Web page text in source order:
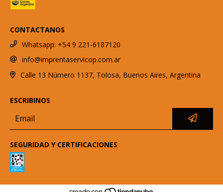
CONTACTANOS
Whatsapp: +54 9 221-6187120
info@imprentaservicop.com.ar
Calle 13 Número 1137, Tolosa, Buenos Aires, Argentina
ESCRIBINOS
SEGURIDAD Y CERTIFICACIONES